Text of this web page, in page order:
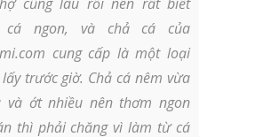
cá ngon, và chả cá của
cung cấp là một loại
trước giờ. Chả cá nêm vừa
và ớt nhiều nên thơm ngon
thì phải chăng vì làm từ cá